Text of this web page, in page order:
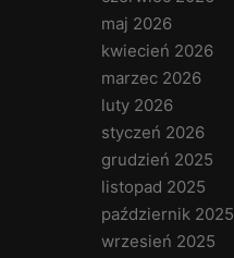
maj 2026
kwiecień 2026
marzec 2026
luty 2026
styczeń 2026
grudzień 2025
listopad 2025
październik 2025
wrzesień 2025